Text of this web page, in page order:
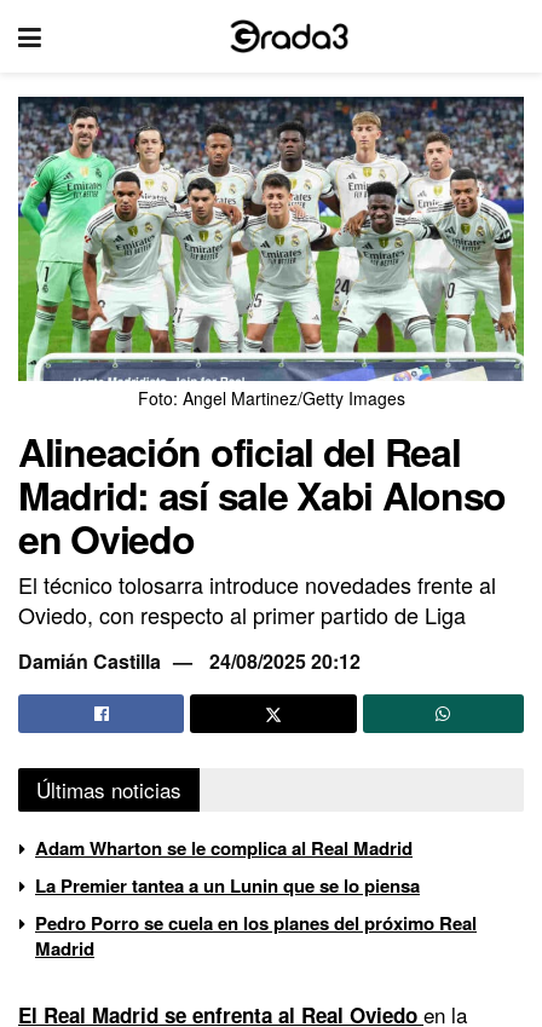
Foto: Angel Martinez/Getty Images
Alineación oficial del Real
Madrid: así sale Xabi Alonso
en Oviedo
El técnico tolosarra introduce novedades frente al
Oviedo, con respecto al primer partido de Liga
Damián Castilla 24/08/2025 20:12
Últimas noticias
Adam Wharton se le complica al Real Madrid
La Premier tantea a un Lunin que se lo piensa
Pedro Porro se cuela en los planes del próximo Real
Madrid
El Real Madrid se enfrenta al Real Oviedo en la